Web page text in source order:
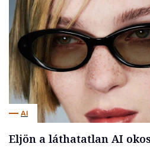
AI
Eljön a láthatatlan AI